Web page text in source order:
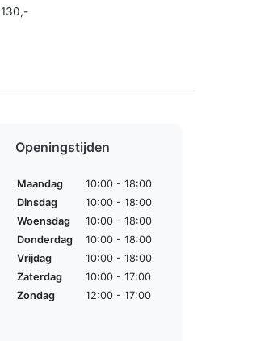
Openingstijden
Maandag
10:00 - 18:00
Dinsdag
10:00 - 18:00
Woensdag
10:00 - 18:00
Donderdag
10:00 - 18:00
Vrijdag
10:00 - 18:00
Zaterdag
10:00 - 17:00
Zondag
12:00 - 17:00